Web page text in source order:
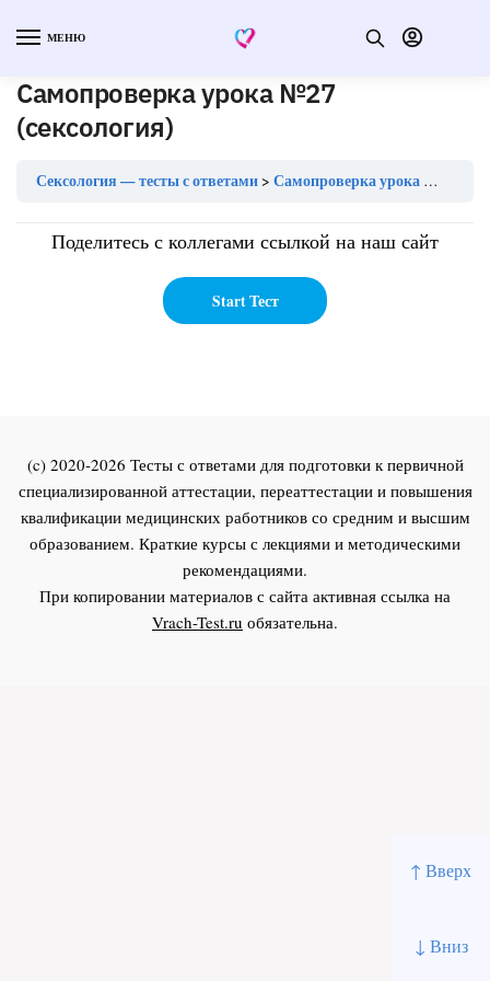
↑ Вверх
↓ Вниз
МЕНЮ
Самопроверка урока №27
(сексология)
Сексология — тесты с ответами Самопроверка урока №27 (сексология)
Поделитесь с коллегами ссылкой на наш сайт
(c) 2020-2026 Тесты с ответами для подготовки к первичной
специализированной аттестации, переаттестации и повышения
квалификации медицинских работников со средним и высшим
образованием. Краткие курсы с лекциями и методическими
рекомендациями.
При копировании материалов с сайта активная ссылка на
Vrach-Test.ru обязательна.